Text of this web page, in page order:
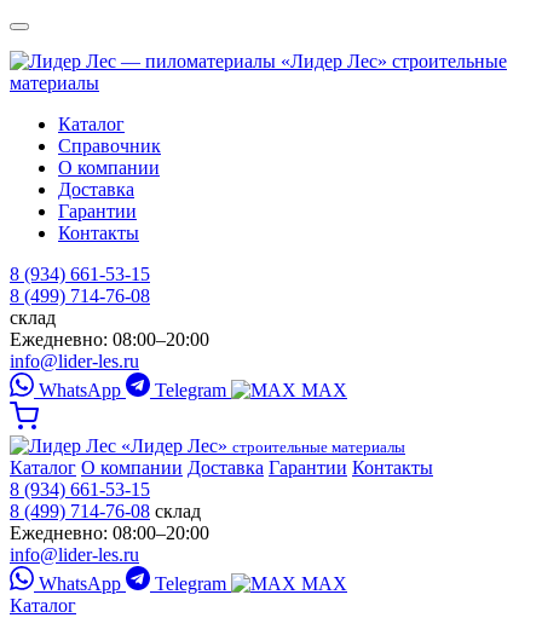
«Лидер Лес» строительные
материалы
Каталог
Справочник
О компании
Доставка
Гарантии
Контакты
8 (934) 661-53-15
8 (499) 714-76-08
склад
Ежедневно: 08:00–20:00
info@lider-les.ru
WhatsApp
Telegram MAX
«Лидер Лес» строительные материалы
Каталог О компании Доставка Гарантии Контакты
8 (934) 661-53-15
8 (499) 714-76-08 склад
Ежедневно: 08:00–20:00
info@lider-les.ru
WhatsApp
Telegram
MAX
Каталог